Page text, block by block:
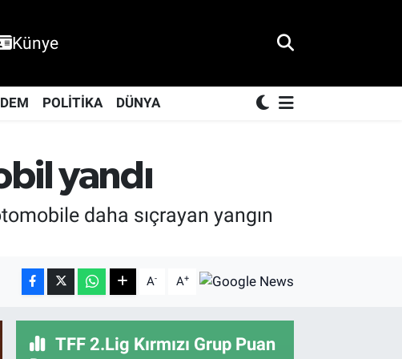
Künye
POLİTİKA DÜNYA
yandı
daha sıçrayan yangın
A- A+
TFF 2.Lig Kırmızı Grup Puan